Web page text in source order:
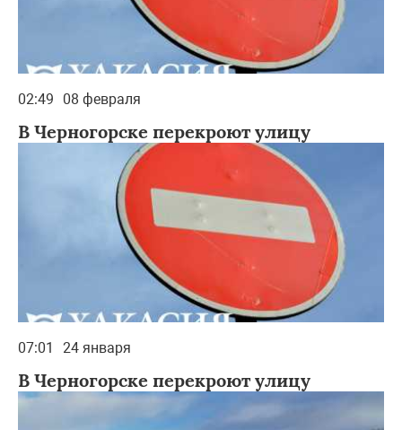
02:49 08 февраля
В Черногорске перекроют улицу
07:01 24 января
В Черногорске перекроют улицу